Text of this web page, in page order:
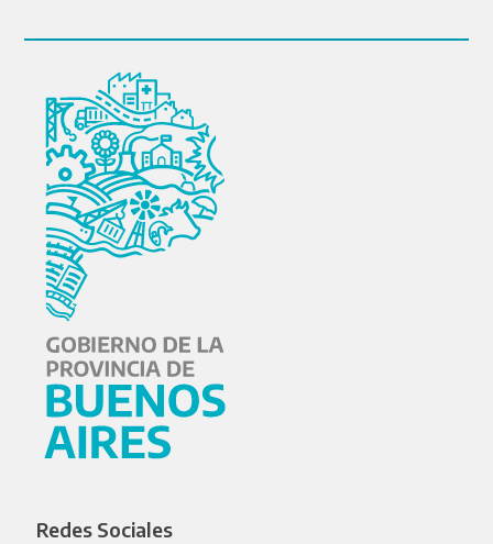
Redes Sociales